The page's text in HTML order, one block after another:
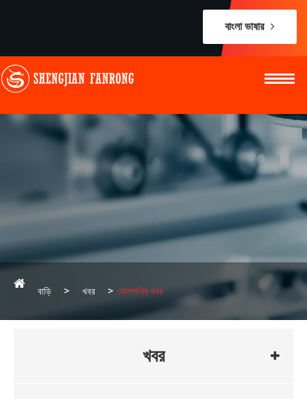
বাংলা ভাষার
বাড়ি খবর কোম্পানির খবর
খবর